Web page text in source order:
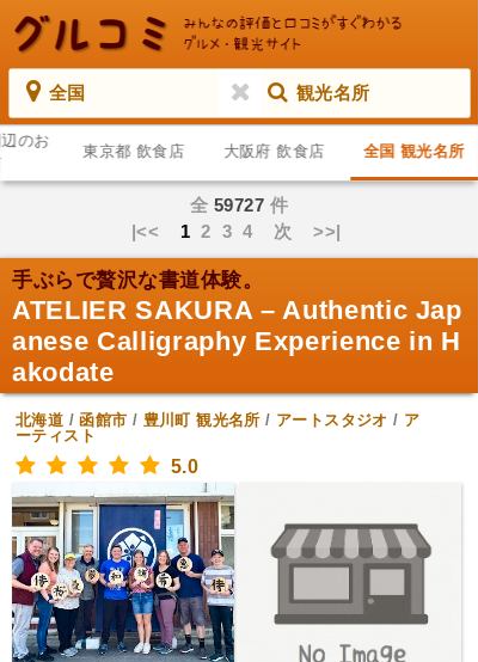
全国 観光名所
のお
東京都 飲食店 大阪府 飲食店 全国 観光名所
全 59727 件
|<< 12 3 4 次 >>|
手ぶらで贅沢な書道体験。
ATELIER SAKURA – Authentic Jap
anese Calligraphy Experience in H
akodate
北海道 /函館市 / 豊川町 観光名所 / アートスタジオ / ア
ーティスト
5.0